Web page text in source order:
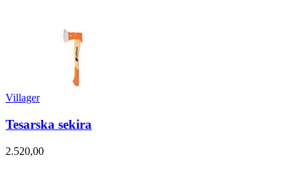
Villager
Tesarska sekira
2.520,00